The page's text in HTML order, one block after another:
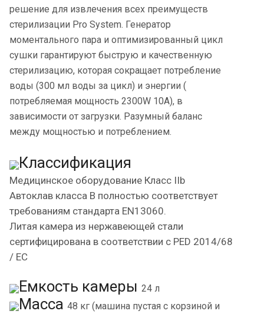
решение для извлечения всех преимуществ
стерилизации Pro System. Генератор
моментального пара и оптимизированный цикл
сушки гарантируют быструю и качественную
стерилизацию, которая сокращает потребление
воды (300 мл воды за цикл) и энергии (
потребляемая мощность 2300W 10A), в
зависимости от загрузки. Разумный баланс
между мощностью и потреблением.
Классификация
Медицинское оборудование Класс IIb
Автоклав класса B полностью соответствует
требованиям стандарта EN13060.
Литая камера из нержавеющей стали
сертифицирована в соответствии с PED 2014/68
/ EC
Емкость камеры 24 л
Масса 48 кг (машина пустая с корзиной и